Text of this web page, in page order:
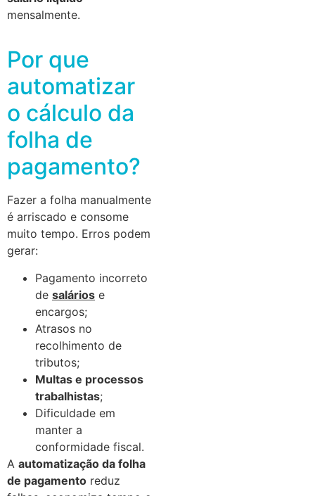
mensalmente.
Por que
automatizar
o cálculo da
folha de
pagamento?
Fazer a folha manualmente
é arriscado e consome
muito tempo. Erros podem
gerar:
Pagamento incorreto
de salários e
encargos;
Atrasos no
recolhimento de
tributos;
Multas e processos
trabalhistas;
Dificuldade em
manter a
conformidade fiscal.
A automatização da folha
de pagamento reduz